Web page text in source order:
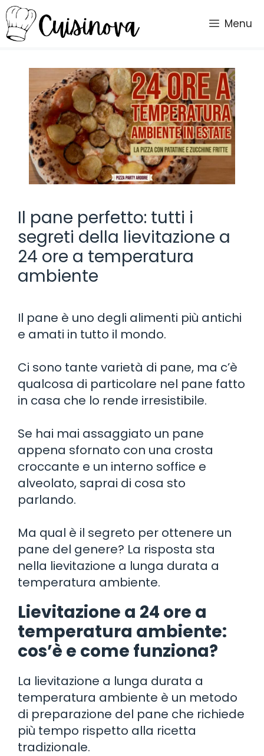
Vai
al
contenuto
Menu
Il pane perfetto: tutti i
segreti della lievitazione a
24 ore a temperatura
ambiente
Il pane è uno degli alimenti più antichi
e amati in tutto il mondo.
Ci sono tante varietà di pane, ma c’è
qualcosa di particolare nel pane fatto
in casa che lo rende irresistibile.
Se hai mai assaggiato un pane
appena sfornato con una crosta
croccante e un interno soffice e
alveolato, saprai di cosa sto
parlando.
Ma qual è il segreto per ottenere un
pane del genere? La risposta sta
nella lievitazione a lunga durata a
temperatura ambiente.
Lievitazione a 24 ore a
temperatura ambiente:
cos’è e come funziona?
La lievitazione a lunga durata a
temperatura ambiente è un metodo
di preparazione del pane che richiede
più tempo rispetto alla ricetta
tradizionale.